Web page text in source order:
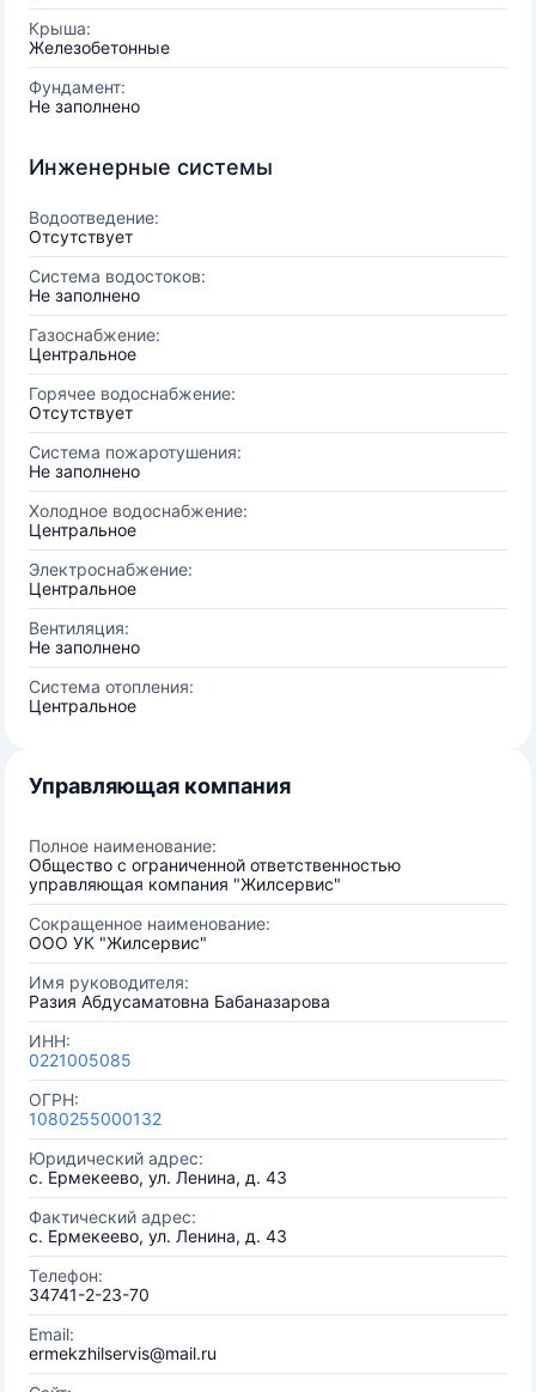
Крыша:
Железобетонные
Фундамент:
Не заполнено
Инженерные системы
Водоотведение:
Отсутствует
Система водостоков:
Не заполнено
Газоснабжение:
Центральное
Горячее водоснабжение:
Отсутствует
Система пожаротушения:
Не заполнено
Холодное водоснабжение:
Центральное
Электроснабжение:
Центральное
Вентиляция:
Не заполнено
Система отопления:
Центральное
Управляющая компания
Полное наименование:
Общество с ограниченной ответственностью
управляющая компания "Жилсервис"
Сокращенное наименование:
ООО УК "Жилсервис"
Имя руководителя:
Разия Абдусаматовна Бабаназарова
ИНН:
0221005085
ОГРН:
1080255000132
Юридический адрес:
с. Ермекеево, ул. Ленина, д. 43
Фактический адрес:
с. Ермекеево, ул. Ленина, д. 43
Телефон:
34741-2-23-70
Email:
ermekzhilservis@mail.ru